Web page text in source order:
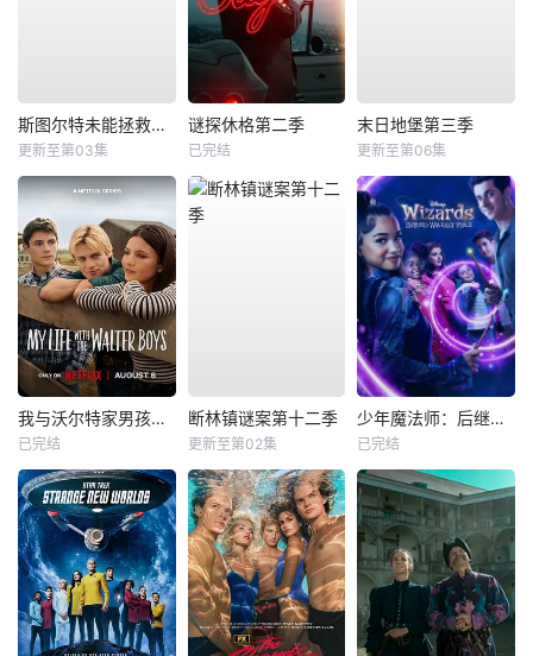
斯图尔特未能拯救宇宙
更新至第03集
谜探休格第二季
已完结
末日地堡第三季
更新至第06集
我与沃尔特家男孩的生活第三季
已完结
断林镇谜案第十二季
更新至第02集
少年魔法师：后继者第三季
已完结